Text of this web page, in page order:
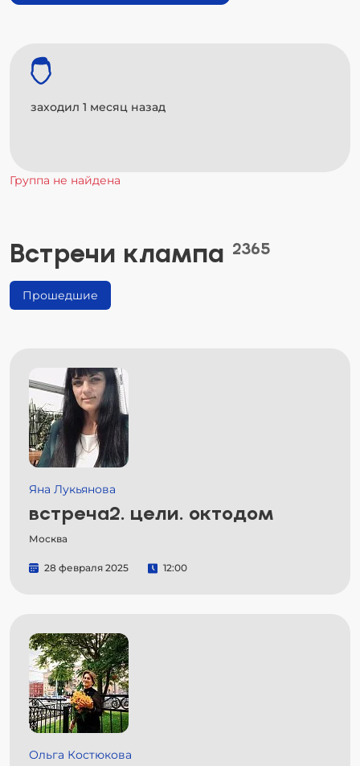
заходил 1 месяц назад
Группа не найдена
Встречи клампа 2365
Прошедшие
Яна Лукьянова
встреча2. цели. октодом
Москва
28 февраля 2025 12:00
Ольга Костюкова